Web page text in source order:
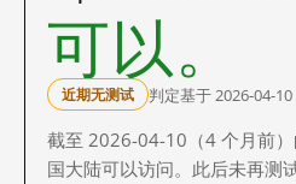
可以。
近期无测试 判定基于 2026-04-10
截至 2026-04-10（4 个月前
国大陆可以访问。此后未再测